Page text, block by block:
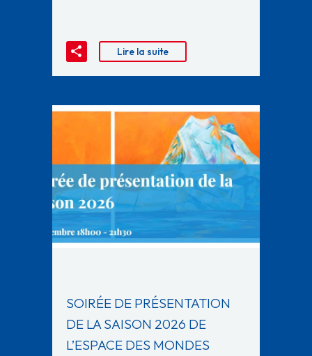
Lire la suite
SOIRÉE DE PRÉSENTATION
DE LA SAISON 2026 DE
L’ESPACE DES MONDES